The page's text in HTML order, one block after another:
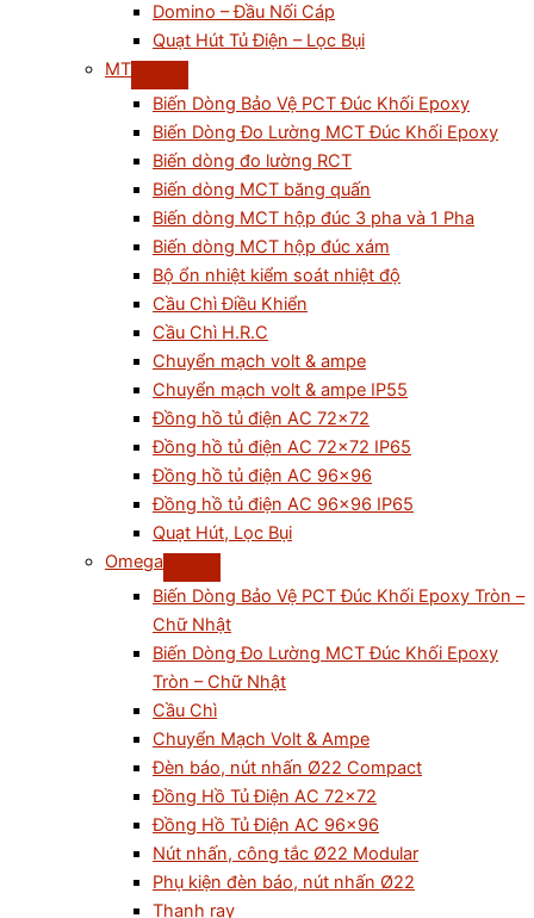
Domino – Đầu Nối Cáp
Quạt Hút Tủ Điện – Lọc Bụi
MT
Biến Dòng Bảo Vệ PCT Đúc Khối Epoxy
Biến Dòng Đo Lường MCT Đúc Khối Epoxy
Biến dòng đo lường RCT
Biến dòng MCT băng quấn
Biến dòng MCT hộp đúc 3 pha và 1 Pha
Biến dòng MCT hộp đúc xám
Bộ ổn nhiệt kiểm soát nhiệt độ
Cầu Chì Điều Khiển
Cầu Chì H.R.C
Chuyển mạch volt & ampe
Chuyển mạch volt & ampe IP55
Đồng hồ tủ điện AC 72×72
Đồng hồ tủ điện AC 72×72 IP65
Đồng hồ tủ điện AC 96×96
Đồng hồ tủ điện AC 96×96 IP65
Quạt Hút, Lọc Bụi
Omega
Biến Dòng Bảo Vệ PCT Đúc Khối Epoxy Tròn –
Chữ Nhật
Biến Dòng Đo Lường MCT Đúc Khối Epoxy
Tròn – Chữ Nhật
Cầu Chì
Chuyển Mạch Volt & Ampe
Đèn báo, nút nhấn Ø22 Compact
Đồng Hồ Tủ Điện AC 72×72
Đồng Hồ Tủ Điện AC 96×96
Nút nhấn, công tắc Ø22 Modular
Phụ kiện đèn báo, nút nhấn Ø22
Thanh ray